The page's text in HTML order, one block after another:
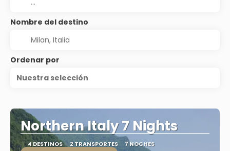
Nombre del destino
Ordenar por
Nuestra selección
Northern Italy 7 Nights
4 DESTINOS 2 TRANSPORTES 7 NOCHES